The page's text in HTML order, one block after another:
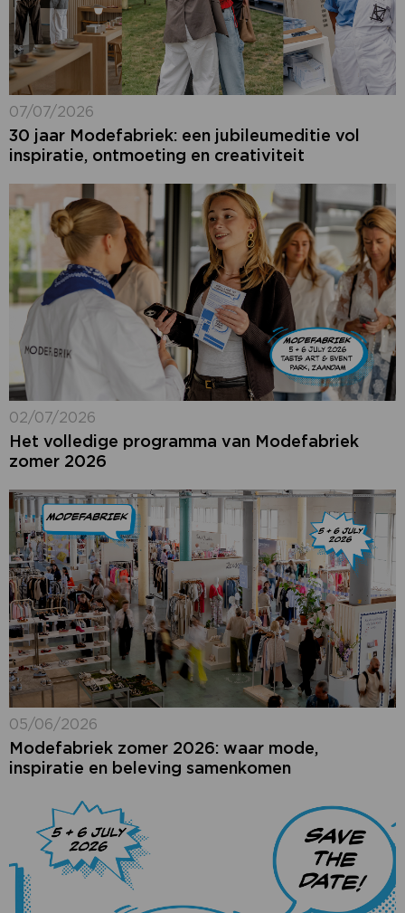
07/07/2026
30 jaar Modefabriek: een jubileumeditie vol
inspiratie, ontmoeting en creativiteit
02/07/2026
Het volledige programma van Modefabriek
zomer 2026
05/06/2026
Modefabriek zomer 2026: waar mode,
inspiratie en beleving samenkomen